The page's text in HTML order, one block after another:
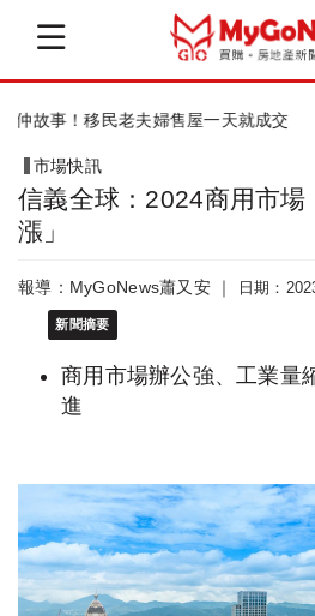
信義房屋「多元獎金＋三節見紅休」
市場快訊
信義全球：2024商用市場
漲」
報導：MyGoNews蕭又安 ｜ 日期：
新聞摘要
商用市場辦公強、工業量
進